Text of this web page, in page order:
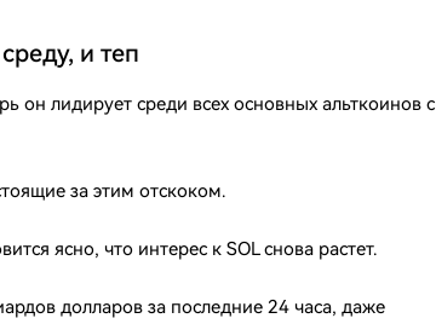
и теп
он лидирует среди всех основных альткоинов с
за этим отскоком.
ясно, что интерес к SOL снова растет.
долларов за последние 24 часа, даже